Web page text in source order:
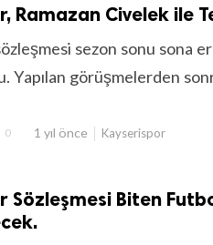
Ramazan Civelek ile
sezon sonu sona
Yapılan görüşmelerden
0 1 yıl önce Kayserispor
Sözleşmesi Biten